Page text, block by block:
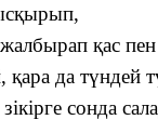
қас пен
да түндей
сонда